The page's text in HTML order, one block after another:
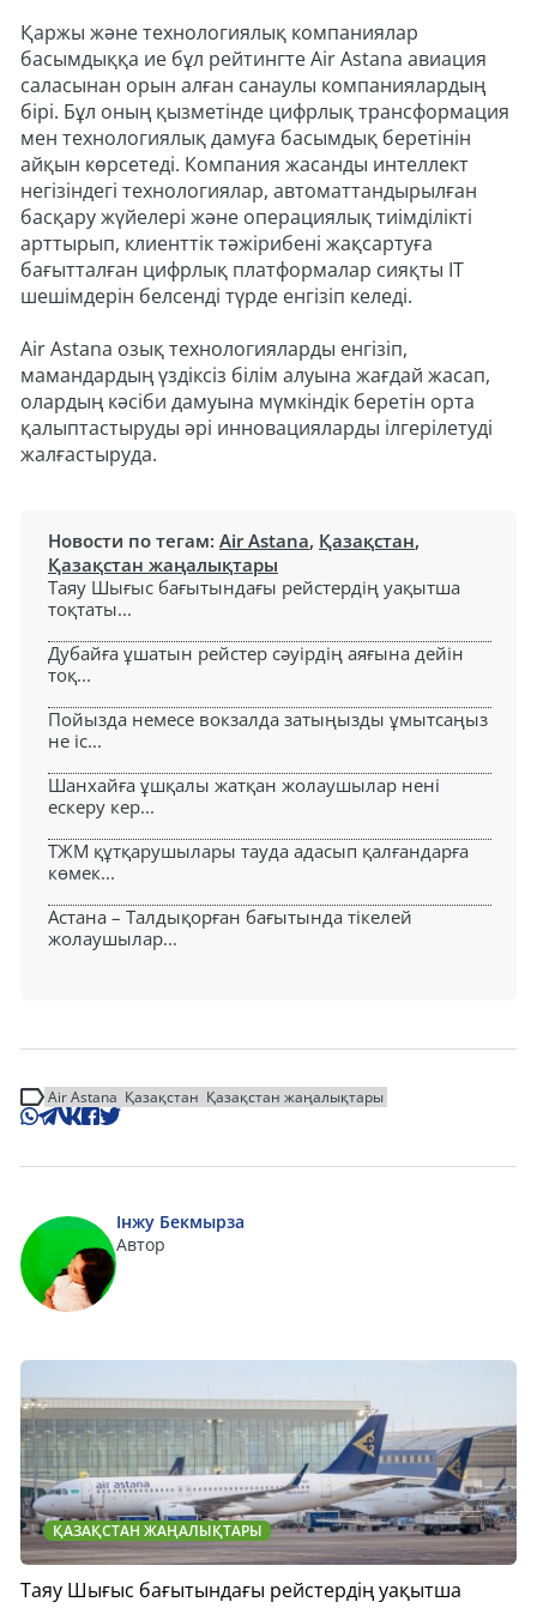
Қаржы және технологиялық компаниялар
басымдыққа ие бұл рейтингте Air Astana авиация
саласынан орын алған санаулы компаниялардың
бірі. Бұл оның қызметінде цифрлық трансформация
мен технологиялық дамуға басымдық беретінін
айқын көрсетеді. Компания жасанды интеллект
негізіндегі технологиялар, автоматтандырылған
басқару жүйелері және операциялық тиімділікті
арттырып, клиенттік тәжірибені жақсартуға
бағытталған цифрлық платформалар сияқты IT
шешімдерін белсенді түрде енгізіп келеді.
Air Astana озық технологияларды енгізіп,
мамандардың үздіксіз білім алуына жағдай жасап,
олардың кәсіби дамуына мүмкіндік беретін орта
қалыптастыруды әрі инновацияларды ілгерілетуді
жалғастыруда.
Новости по тегам: Air Astana, Қазақстан,
Қазақстан жаңалықтары
Таяу Шығыс бағытындағы рейстердің уақытша
тоқтаты...
Дубайға ұшатын рейстер сәуірдің аяғына дейін
тоқ...
Пойызда немесе вокзалда затыңызды ұмытсаңыз
не іс...
Шанхайға ұшқалы жатқан жолаушылар нені
ескеру кер...
ТЖМ құтқарушылары тауда адасып қалғандарға
көмек...
Астана – Талдықорған бағытында тікелей
жолаушылар...
Air Astana Қазақстан Қазақстан жаңалықтары
Інжу Бекмырза
Автор
ҚАЗАҚСТАН ЖАҢАЛЫҚТАРЫ
Таяу Шығыс бағытындағы рейстердің уақытша